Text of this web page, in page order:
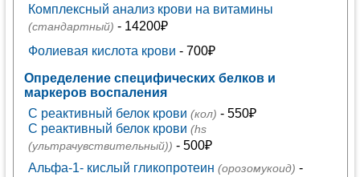
Комплексный анализ крови на витамины
(стандартный) - 14200₽
Фолиевая кислота крови - 700₽
Определение специфических белков и
маркеров воспаления
C реактивный белок крови (кол) - 550₽
C реактивный белок крови (hs
(ультрачувствительный)) - 500₽
Альфа-1- кислый гликопротеин (орозомукоид) -